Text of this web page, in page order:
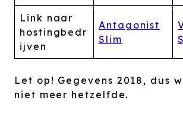
Link naar
hostingbedr
ijven
Antagonist
Slim
Let op! Gegevens 2018, dus
niet meer hetzelfde.